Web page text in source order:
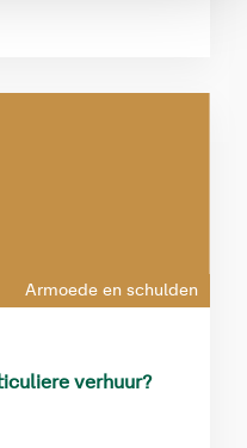
Armoede en schulden
verhuur?